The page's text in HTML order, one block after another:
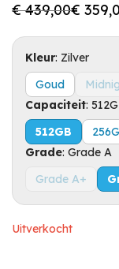
€439,00
Oorspronkelijke
was:
€ 439,00.
€
Huidige
is:
€ 359,00.
Kleur: Zilver
Goud
Capaciteit:
512GB
Grade: Grade A
Grade A+
Uitverkocht